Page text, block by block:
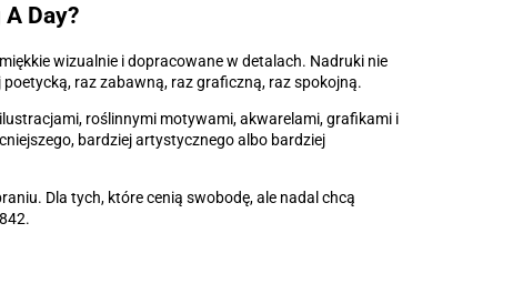
Day?
wizualnie i dopracowane w detalach. Nadruki nie
raz zabawną, raz graficzną, raz spokojną.
roślinnymi motywami, akwarelami, grafikami i
bardziej artystycznego albo bardziej
Dla tych, które cenią swobodę, ale nadal chcą